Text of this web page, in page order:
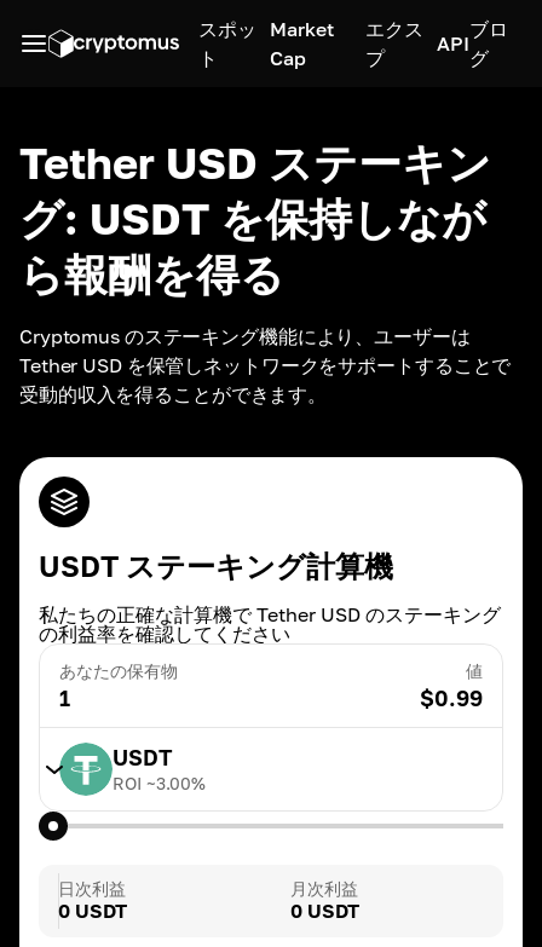
スポッ
ト
Market
Cap
エクス
プ
API
ブロ
グ
Tether USD ステーキン
グ: USDT を保持しなが
ら報酬を得る
Cryptomus のステーキング機能により、ユーザーは
Tether USD を保管しネットワークをサポートすることで
USDT ステーキング計算機
私たちの正確な計算機で Tether USD のステーキング
の利益率を確認してください
あなたの保有物
1
値
$0.99
USDT
ROI ~3.00%
日次利益
0 USDT
月次利益
0 USDT